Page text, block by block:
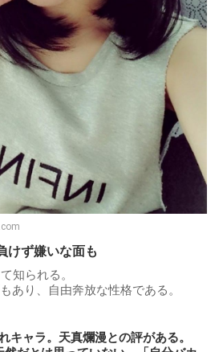
けず嫌いな面も
知られる。
あり、自由奔放な性格である。
キャラ。天真爛漫との評がある。